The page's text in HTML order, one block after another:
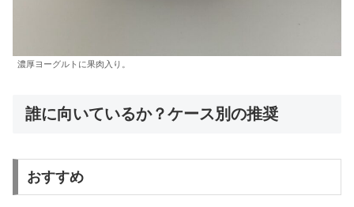
濃厚ヨーグルトに果肉入り。
誰に向いているか？ケース別の推奨
おすすめ